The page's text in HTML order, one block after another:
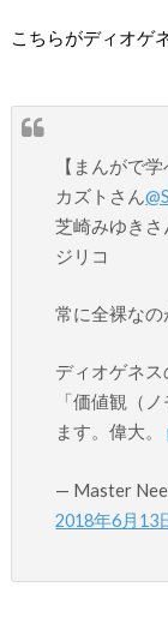
こちらがディオゲ
【まんがで
カズトさん
芝崎みゆき
ジリコ
常に全裸な
ディオゲネ
「価値観（
ます。偉大。
— Master
2018年6月13